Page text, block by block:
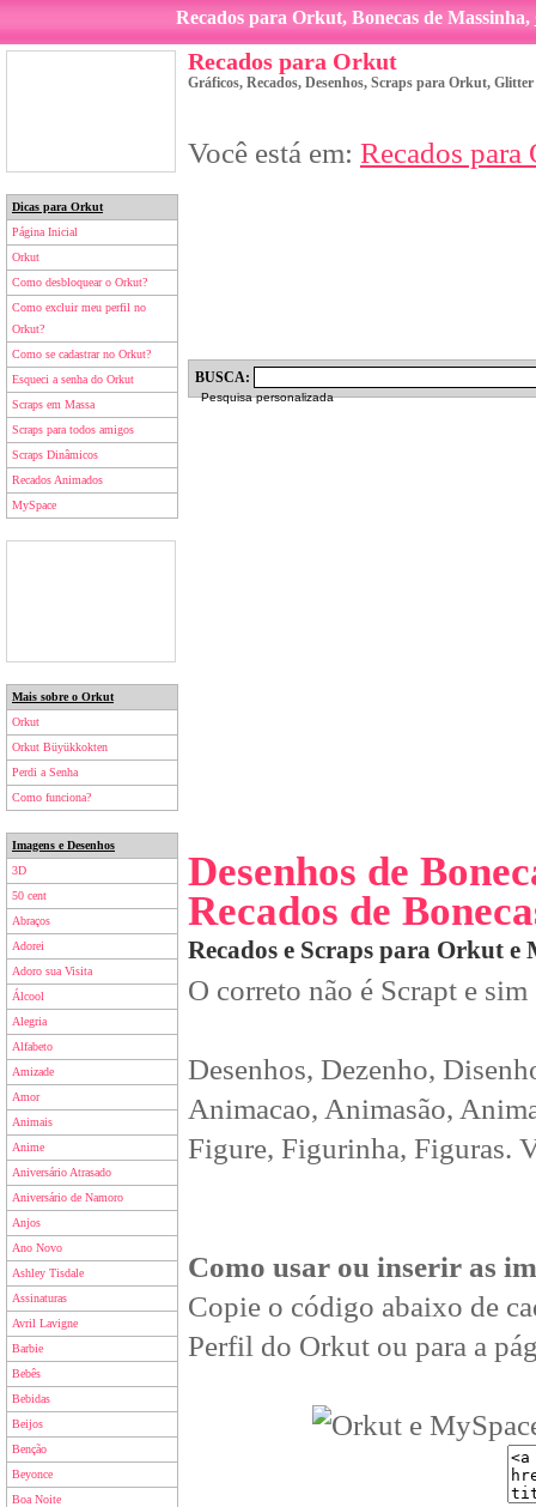
Recados para Orkut, Bonecas de Massinha,
Dicas para Orkut
Página Inicial
Orkut
Como desbloquear o Orkut?
Como excluir meu perfil no
Orkut?
Como se cadastrar no Orkut?
Esqueci a senha do Orkut
Scraps em Massa
Scraps para todos amigos
Scraps Dinâmicos
Recados Animados
MySpace
Mais sobre o Orkut
Orkut
Orkut Büyükkokten
Perdi a Senha
Como funciona?
Imagens e Desenhos
3D
50 cent
Abraços
Adorei
Adoro sua Visita
Álcool
Alegria
Alfabeto
Amizade
Amor
Animais
Anime
Aniversário Atrasado
Aniversário de Namoro
Anjos
Ano Novo
Ashley Tisdale
Assinaturas
Avril Lavigne
Barbie
Bebês
Bebidas
Beijos
Benção
Beyonce
Boa Noite
Recados para Orkut
Gráficos, Recados, Desenhos, Scraps para Orkut,
Você está em: Recados para
BUSCA:
Pesquisa personalizada
Desenhos de
Recados de
Recados e Scraps para Orkut e
O correto não é Scrapt e
Desenhos, Dezenho,
Animacao, Animasão,
Figure, Figurinha, Figuras.
Como usar ou inserir as
Copie o código abaixo de
Perfil do Orkut ou para a